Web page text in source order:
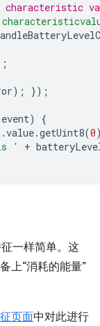
); });
event)
{
.value.getUint8(0
' +
一样简单。这
上“消耗的能量”
页面中对此进行